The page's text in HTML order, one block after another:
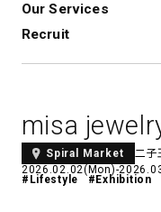
Our Services
Recruit
Spiral Market 6
Exhibition
展覧会やイベント
Art Projects
アートプロジェクト・イベント
SPIRALのご紹介
Spiral Annual Report
レンタルスペース
コンサルティング
新卒採用
アルバイト・その他
misa
Spiral Market
二子
2026.02.02(Mon)-
#Lifestyle #Exhibition